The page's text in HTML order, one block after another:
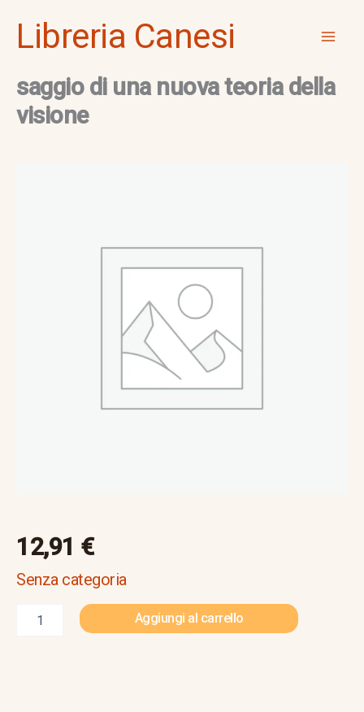
Libreria Canesi
saggio di una nuova teoria della
visione
12,91 €
Senza categoria
Aggiungi al carrello